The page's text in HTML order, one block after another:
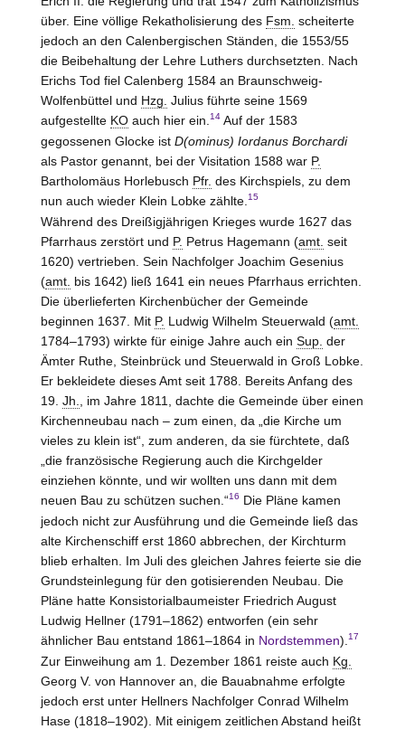
über. Eine völlige Rekatholisierung des Fsm. scheiterte
jedoch an den Calenbergischen Ständen, die 1553/55
die Beibehaltung der Lehre Luthers durchsetzten. Nach
Erichs Tod fiel Calenberg 1584 an Braunschweig-
Wolfenbüttel und Hzg. Julius führte seine 1569
aufgestellte KOauch hier ein. 14Auf der 1583
gegossenen Glocke ist D(ominus) Iordanus Borchardi
als Pastor genannt, bei der Visitation 1588 war P.
Bartholomäus Horlebusch Pfr. des Kirchspiels, zu dem
nun auch wieder Klein Lobke zählte. 15
Während des Dreißigjährigen Krieges wurde 1627 das
Pfarrhaus zerstört und P. Petrus Hagemann (amt. seit
1620) vertrieben. Sein Nachfolger Joachim Gesenius
(amt. bis 1642) ließ 1641 ein neues Pfarrhaus errichten.
Die überlieferten Kirchenbücher der Gemeinde
beginnen 1637. Mit P. Ludwig Wilhelm Steuerwald (amt.
1784–1793) wirkte für einige Jahre auch ein Sup. der
Ämter Ruthe, Steinbrück und Steuerwald in Groß Lobke.
Er bekleidete dieses Amt seit 1788. Bereits Anfang des
19. Jh.
, im Jahre 1811, dachte die Gemeinde über einen
Kirchenneubau nach – zum einen, da „die Kirche um
vieles zu klein ist“, zum anderen, da sie fürchtete, daß
„die französische Regierung auch die Kirchgelder
einziehen könnte, und wir wollten uns dann mit dem
neuen Bau zu schützen suchen.“16 Die Pläne kamen
jedoch nicht zur Ausführung und die Gemeinde ließ das
alte Kirchenschiff erst 1860 abbrechen, der Kirchturm
blieb erhalten. Im Juli des gleichen Jahres feierte sie die
Grundsteinlegung für den gotisierenden Neubau. Die
Pläne hatte Konsistorialbaumeister Friedrich August
Ludwig Hellner (1791–1862) entworfen (ein sehr
ähnlicher Bau entstand 1861–1864 in Nordstemmen). 17
Zur Einweihung am 1. Dezember 1861 reiste auch Kg.
Georg V. von Hannover an, die Bauabnahme erfolgte
jedoch erst unter Hellners Nachfolger Conrad Wilhelm
Hase (1818–1902). Mit einigem zeitlichen Abstand heißt